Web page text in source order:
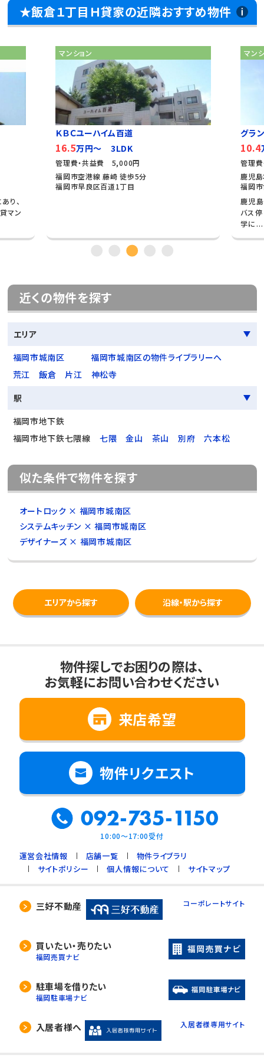
★飯倉１丁目Ｈ貸家の近隣おすすめ物件
り、
マン
マンション
ＫＢＣユーハイム百道
16.5万円～ 3LDK
管理費・共益費 5,000円
福岡市空港線 藤崎 徒歩5分
福岡市早良区百道1丁目
マン
グラ
10.4
管理
鹿児
福岡
鹿児
バス
学に...
近くの物件を探す
エリア
福岡市城南区
福岡市城南区の物件ライブラリーへ
荒江
飯倉 片江
神松寺
駅
福岡市地下鉄
福岡市地下鉄七隈線
七隈 金山 茶山 別府 六本松
似た条件で物件を探す
オートロック × 福岡市城南区
システムキッチン × 福岡市城南区
デザイナーズ × 福岡市城南区
エリアから探す 沿線・駅から探す
物件探しでお困りの際は、
お気軽にお問い合わせください
来店希望
物件リクエスト
092-735-1150
10:00～17:00受付
運営会社情報 店舗一覧
物件ライブラリ
サイトポリシー
個人情報について サイトマップ
三好不動産 コーポレートサイト
買いたい・売りたい
福岡売買ナビ
駐車場を借りたい
福岡駐車場ナビ
入居者様へ 入居者様専用サイト